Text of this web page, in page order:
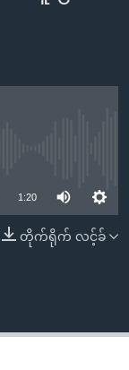
1:20
တိုက်ရိုက် လင့်ခ်